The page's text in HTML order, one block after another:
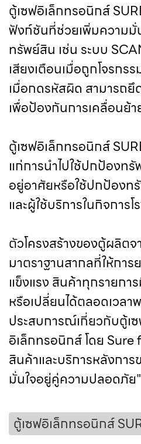
ตู้เซฟอิเล็กทรอนิกส์
ฟังก์ชันที่ช่วยเพิ่มความมั่
ทรัพย์สิน เช่น ระบบ
เสียงเตือนเมื่อถูกโจรกร
เมื่อกดรหัสผิด สามารถ
เพื่อป้องกันการเคลื่อนย้
ตู้เซฟอิเล็กทรอนิกส์
แก่การนำไปใช้ปกป้องท
อยู่อาศัยหรือใช้ปกป้องท
และผู้ใช้บริการในกิจการ
ตัวโครงสร้างของตู้ผลิต
มาตราฐานสากลที่ให้การ
แข็งแรง สินค้าทุกรายกา
หรือเปลี่ยนได้ตลอดเวล
ประสบการณ์เกี่ยวกับตู้เ
อิเล็กทรอนิกส์ โดย
สินค้าและบริการหลังกา
มั่นใจอยู่คู่ความปลอดภัย"
ตู้เซฟอิเล็กทรอนิกส์